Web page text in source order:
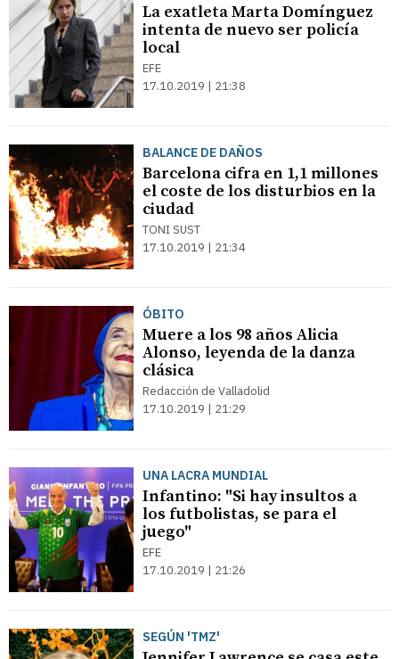
La exatleta Marta Domínguez
intenta de nuevo ser policía
local
EFE
17.10.2019 | 21:38
BALANCE DE DAÑOS
Barcelona cifra en 1,1 millones
el coste de los disturbios en la
ciudad
TONI SUST
17.10.2019 | 21:34
ÓBITO
Muere a los 98 años Alicia
Alonso, leyenda de la danza
clásica
Redacción de Valladolid
17.10.2019 | 21:29
UNA LACRA MUNDIAL
Infantino: "Si hay insultos a
los futbolistas, se para el
juego"
EFE
17.10.2019 | 21:26
SEGÚN 'TMZ'